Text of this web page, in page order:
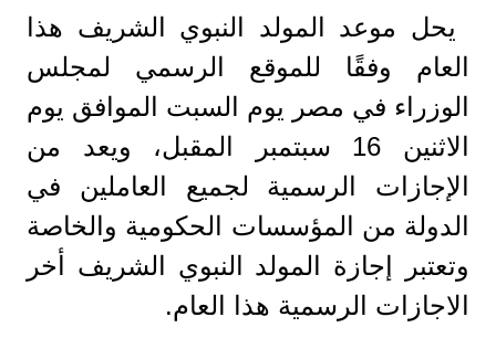
يحل موعد المولد النبوي الشريف هذا
العام وفقًا للموقع الرسمي لمجلس
الوزراء في مصر يوم السبت الموافق يوم
الاثنين 16 سبتمبر المقبل، ويعد من
الإجازات الرسمية لجميع العاملين في
الدولة من المؤسسات الحكومية والخاصة
وتعتبر إجازة المولد النبوي الشريف أخر
الاجازات الرسمية هذا العام.